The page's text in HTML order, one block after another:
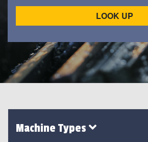
LOOK UP
Machine Types